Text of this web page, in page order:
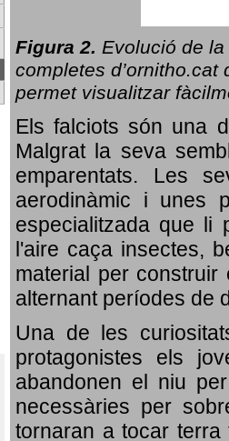
Figura 2. Evolució de la
completes d’ornitho.cat
permet visualitzar
Els falciots són una
Malgrat la seva
emparentats. Les
aerodinàmic i unes
especialitzada que li
l'aire caça insectes,
material per
alternant períodes de
Una de les
protagonistes els
abandonen el niu
necessàries per
tornaran a tocar